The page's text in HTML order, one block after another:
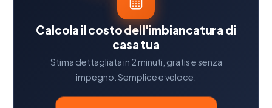
Calcola il costo dell'imbiancatura di
casa tua
Stima dettagliata in 2 minuti, gratis e senza
impegno. Semplice e veloce.